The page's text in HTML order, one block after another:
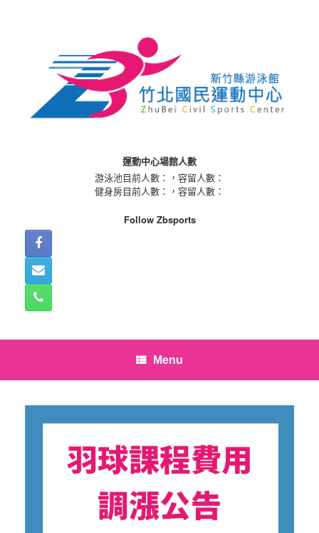
運動中心場館人數
游泳池目前人數：
，容留人數：
健身房目前人數：
，容留人數：
Follow Zbsports
Menu